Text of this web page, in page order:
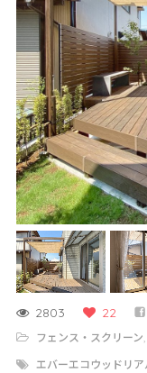
2803 22
フェンス・スクリーン
エバーエコウッドリア